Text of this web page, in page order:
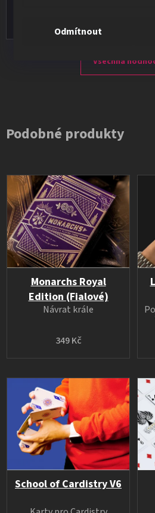
Odmítnout
Všechna
Podobné produkty
Monarchs Royal
Edition (Fialové)
349 Kč
Návrat krále
School of Cardistry V6